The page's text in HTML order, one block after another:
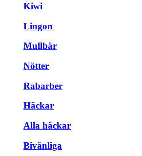
Kiwi
Lingon
Mullbär
Nötter
Rabarber
Häckar
Alla häckar
Bivänliga